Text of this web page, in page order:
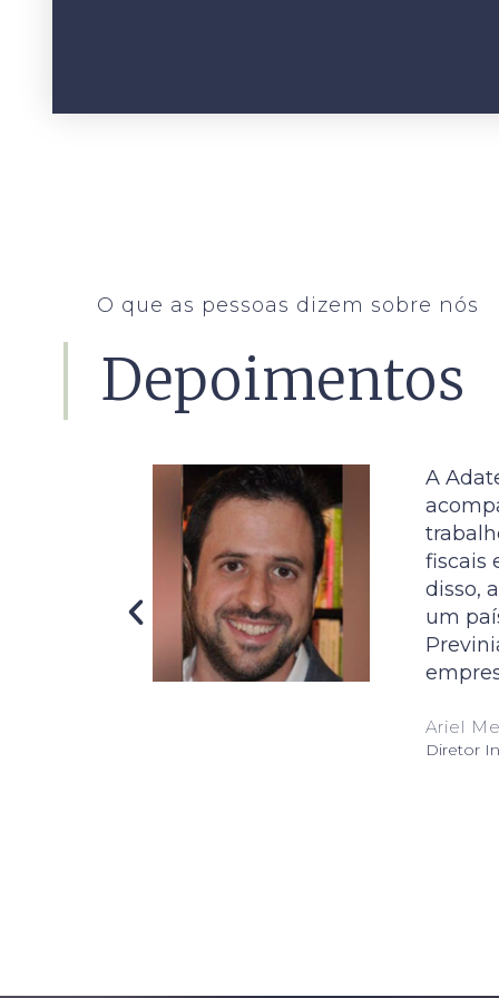
O que as pessoas dizem sobre nós
Depoimentos
A
fiscais
disso,
um
Ariel
Diretor